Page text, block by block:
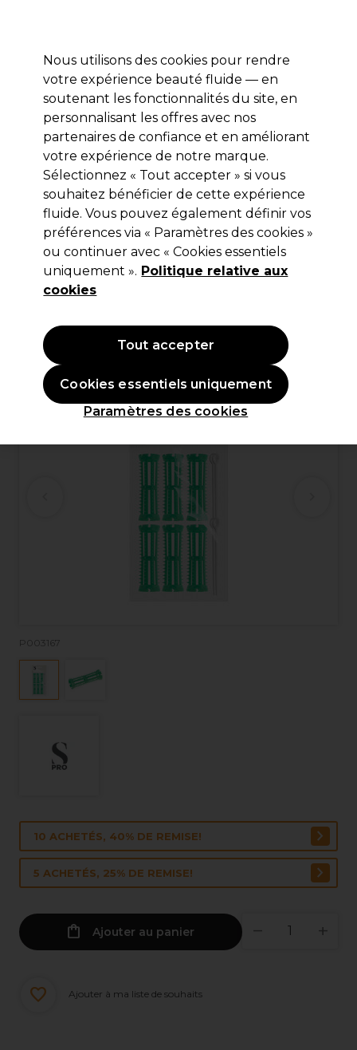
Se connecter
Marques Bons plans Coiffure Electro et Matériel
Livraison et délais
lire la suite
S-PRO
S-PRO Bigoudis en Plastique Mise en
Plis Ø19mm x6
(0)
2,65 €Hors TVA
P003167
10 ACHETÉS, 40% DE REMISE!
5 ACHETÉS, 25% DE REMISE!
Ajouter au panier
Ajouter à ma liste de souhaits
Nous utilisons des cookies pour rendre
votre expérience beauté fluide — en
soutenant les fonctionnalités du site, en
personnalisant les offres avec nos
partenaires de confiance et en améliorant
votre expérience de notre marque.
Sélectionnez « Tout accepter » si vous
souhaitez bénéficier de cette expérience
fluide. Vous pouvez également définir vos
préférences via « Paramètres des cookies »
ou continuer avec « Cookies essentiels
uniquement ». Politique relative aux
cookies
Paramètres des cookies
Cookies essentiels uniquement
Tout accepter